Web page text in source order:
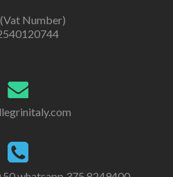
(Vat Number)